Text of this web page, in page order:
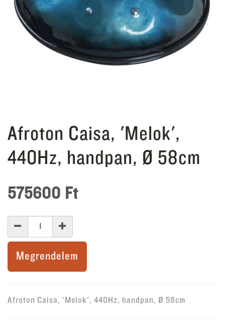
Afroton Caisa, 'Melok',
440Hz, handpan, Ø 58cm
575600 Ft
Megrendelem
Afroton Caisa, 'Melok', 440Hz, handpan, Ø 58cm